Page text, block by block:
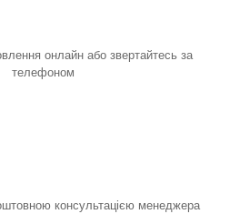
онлайн або звертайтесь за
телефоном
консультацією менеджера